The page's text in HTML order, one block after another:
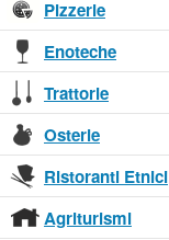
Pizzerie
Enoteche
Trattorie
Osterie
Ristoranti Etnici
Agriturismi